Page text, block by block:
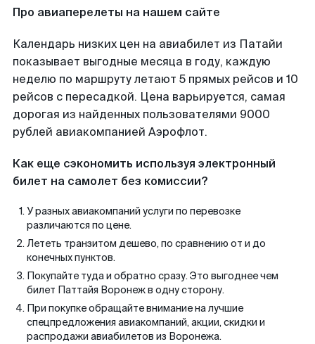
Про авиаперелеты на нашем сайте
Календарь низких цен на авиабилет из Патайи
показывает выгодные месяца в году, каждую
неделю по маршруту летают 5 прямых рейсов и 10
рейсов с пересадкой. Цена варьируется, самая
дорогая из найденных пользователями 9000
рублей авиакомпанией Аэрофлот.
Как еще сэкономить используя электронный
билет на самолет без комиссии?
У разных авиакомпаний услуги по перевозке
различаются по цене.
Лететь транзитом дешево, по сравнению от и до
конечных пунктов.
Покупайте туда и обратно сразу. Это выгоднее чем
билет Паттайя Воронеж в одну сторону.
При покупке обращайте внимание на лучшие
спецпредложения авиакомпаний, акции, скидки и
распродажи авиабилетов из Воронежа.